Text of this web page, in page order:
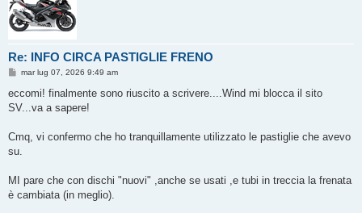
Re: INFO CIRCA PASTIGLIE FRENO
M
s
a
i
o
mar lug 07, 2026 9:49 am
eccomi! finalmente sono riuscito a scrivere....Wind mi blocca il sito
SV...va a sapere!
Cmq, vi confermo che ho tranquillamente utilizzato le pastiglie che avevo
su.
MI pare che con dischi "nuovi" ,anche se usati ,e tubi in treccia la frenata
è cambiata (in meglio).